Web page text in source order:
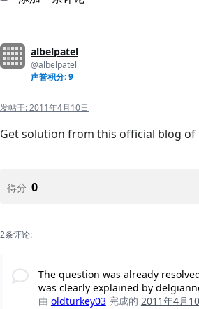
albelpatel
@albelpatel
声誉积分: 9
发帖于:2011年4月10日
Get solution from this official blog of
得分 0
2条评论:
The question was already
was clearly explained by
由 oldturkey03 完成的 2011年4月